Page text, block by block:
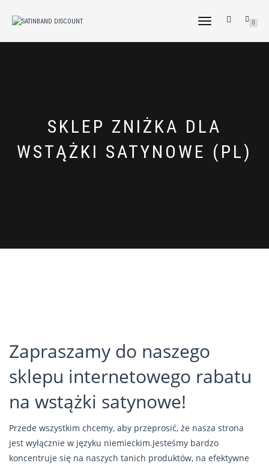
NAVIGATION
0
SKLEP ZNIŻKA DLA
WSTĄŻKI SATYNOWE (PL)
Zapraszamy do naszego
sklepu internetowego rabatu
na wstążki satynowe!
Przede wszystkim chcemy, aby przeprosić, że nasza strona
jest wyłącznie w języku niemieckim.Jesteśmy bardzo
koncentruje się na naszych tanich produktów, na efektywne